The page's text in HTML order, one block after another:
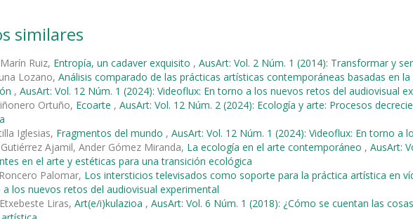
similares
Ruiz, Entropía, un cadaver exquisito , AusArt: Vol. 2 Núm. 1 (2014): Transformar y
Lozano, Análisis comparado de las prácticas artísticas contemporáneas basadas en
, AusArt: Vol. 12 Núm. 1 (2024): Videoflux: En torno a los nuevos retos del audiovisual
Ortuño, Ecoarte , AusArt: Vol. 12 Núm. 2 (2024): Ecología y arte: Procesos
Iglesias, Fragmentos del mundo , AusArt: Vol. 12 Núm. 1 (2024): Videoflux: En torno a
Ajamil, Ander Gómez Miranda, La ecología en el arte contemporáneo , AusArt:
en el arte y estéticas para una transición ecológica
Palomar, Los intersticios televisados como soporte para la práctica artística en
a los nuevos retos del audiovisual experimental
Liras, Art(e/i)kulazioa , AusArt: Vol. 6 Núm. 1 (2018): ¿Cómo se cuentan las